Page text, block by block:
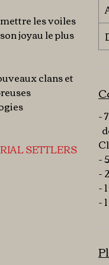
les voiles
joyau le plus
clans et
SETTLERS
-
-
-
-
-